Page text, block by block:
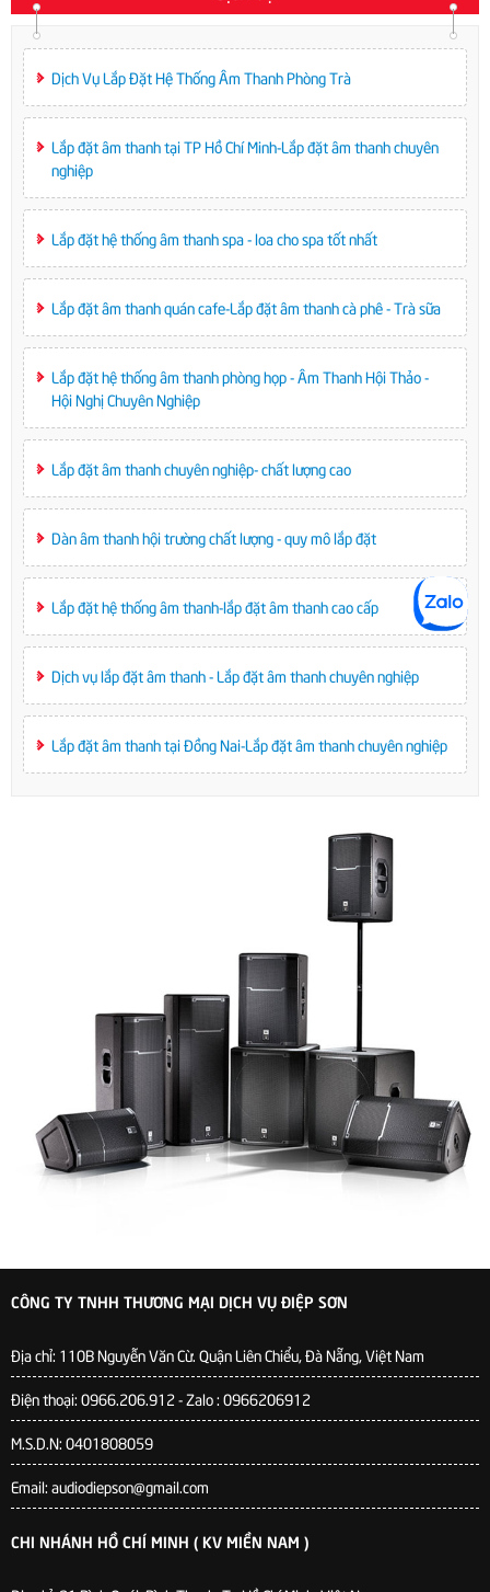
Dịch Vụ Lắp Đặt Hệ Thống Âm Thanh Phòng Trà
Lắp đặt âm thanh tại TP Hồ Chí Minh-Lắp đặt âm thanh chuyên
nghiệp
Lắp đặt hệ thống âm thanh spa - loa cho spa tốt nhất
Lắp đặt âm thanh quán cafe-Lắp đặt âm thanh cà phê - Trà sữa
Lắp đặt hệ thống âm thanh phòng họp - Âm Thanh Hội Thảo -
Hội Nghị Chuyên Nghiệp
Lắp đặt âm thanh chuyên nghiệp- chất lượng cao
Dàn âm thanh hội trường chất lượng - quy mô lắp đặt
Lắp đặt hệ thống âm thanh-lắp đặt âm thanh cao cấp
Dịch vụ lắp đặt âm thanh - Lắp đặt âm thanh chuyên nghiệp
Lắp đặt âm thanh tại Đồng Nai-Lắp đặt âm thanh chuyên nghiệp
CÔNG TY TNHH THƯƠNG MẠI DỊCH VỤ ĐIỆP SƠN
Địa chỉ: 110B Nguyễn Văn Cừ. Quận Liên Chiểu, Đà Nẵng, Việt Nam
Điện thoại: 0966.206.912 - Zalo : 0966206912
M.S.D.N: 0401808059
Email: audiodiepson@gmail.com
CHI NHÁNH HỒ CHÍ MINH ( KV MIỀN NAM )